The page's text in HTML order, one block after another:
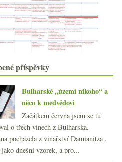
vína by ideálně m...
Nepříliš růžový Svět piva aneb
slevomor
Poznámky k Champagne Billecart-
Mikulov a Modré hory – dvě nová
moravská VOC
Přehlídka německých vín – ryzlinky,
pinoty i neček...
Petrolejová vůně v ryzlinku je…
chyba?!?
Valtické vinné trhy a Café Fara ve
zkratce
Certifikované čmuchání a chutnání
příspěvky
Bulharské „území nikoho“ a
něco k medvědovi
Začátkem června jsem se tu
o třech vínech z Bulharska.
pocházela z vinařství Damianitza ,
jako dnešní vzorek, a pro...